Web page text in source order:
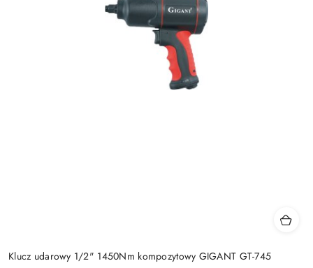
Klucz udarowy 1/2" 1450Nm kompozytowy GIGANT GT-745